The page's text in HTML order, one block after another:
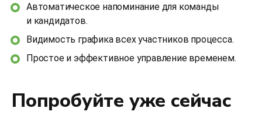
Автоматическое напоминание для команды
и кандидатов.
Видимость графика всех участников процесса.
Простое и эффективное управление временем.
Попробуйте уже сейчас